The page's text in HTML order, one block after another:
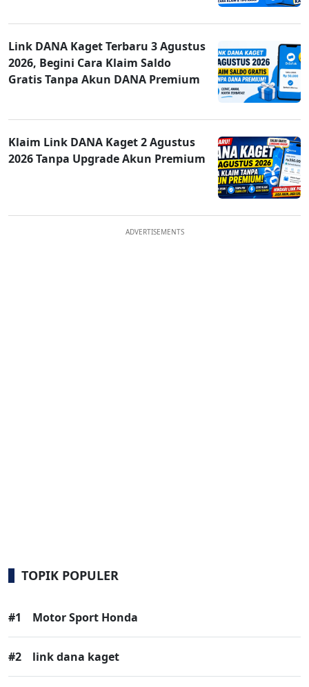
Link DANA Kaget Terbaru 3 Agustus
2026, Begini Cara Klaim Saldo
Gratis Tanpa Akun DANA Premium
Klaim Link DANA Kaget 2 Agustus
2026 Tanpa Upgrade Akun Premium
ADVERTISEMENTS
TOPIK POPULER
#1 Motor Sport Honda
#2 link dana kaget